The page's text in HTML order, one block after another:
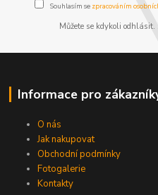
Souhlasím se zpracováním
Můžete se kdykoli
Informace pro
O nás
Jak nakupovat
Obchodní podmínky
Fotogalerie
Kontakty